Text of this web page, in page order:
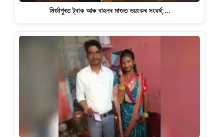
মিৰ্জাপুৰত ট্ৰাক আৰু বাহনৰ মাজত ভয়ংকৰ সংঘৰ্ষ;…